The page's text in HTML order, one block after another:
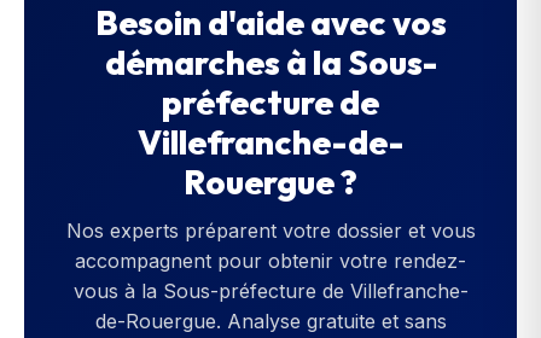
Besoin d'aide avec vos
démarches à laSous-
préfecture de
Villefranche-de-
Rouergue?
Nos experts préparent votre dossier et vous
accompagnent pour obtenir votre rendez-
vous à la Sous-préfecture de Villefranche-
de-Rouergue. Analyse gratuite et sans